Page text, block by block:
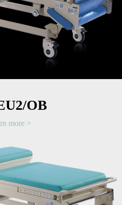
OB
more >